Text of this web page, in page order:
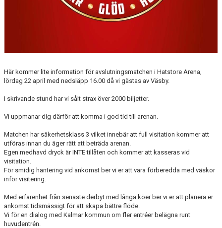
Här kommer lite information för avslutningsmatchen i Hatstore Arena,
lördag 22 april med nedsläpp 16.00 då vi gästas av Väsby.
I skrivande stund har vi sålt strax över 2000 biljetter.
Vi uppmanar dig därför att komma i god tid till arenan.
Matchen har säkerhetsklass 3 vilket innebär att full visitation kommer att
utföras innan du äger rätt att beträda arenan.
Egen medhavd dryck är INTE tillåten och kommer att kasseras vid
visitation.
För smidig hantering vid ankomst ber vi er att vara förberedda med väskor
inför visitering.
Med erfarenhet från senaste derbyt med långa köer ber vi er att planera er
ankomst tidsmässigt för att skapa bättre flöde.
Vi för en dialog med Kalmar kommun om fler entréer belägna runt
huvudentrén.